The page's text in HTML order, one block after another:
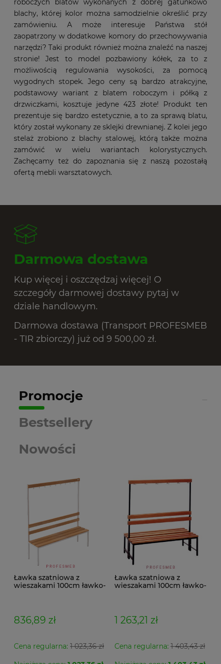
roboczych blatów wykonanych z dobrej gatunkowo
blachy, której kolor można samodzielnie określić przy
zamówieniu. A może interesuje Państwa stół
zaopatrzony w dodatkowe komory do przechowywania
narzędzi? Taki produkt również można znaleźć na naszej
stronie! Jest to model pozbawiony kółek, za to z
możliwością regulowania wysokości, za pomocą
wygodnych stopek. Jego ceny są bardzo atrakcyjne,
podstawowy wariant z blatem roboczym i półką z
drzwiczkami, kosztuje jedyne 423 złote! Produkt ten
prezentuje się bardzo estetycznie, a to za sprawą blatu,
który został wykonany ze sklejki drewnianej. Z kolei jego
stelaż zrobiono z blachy stalowej, którą także można
zamówić w wielu wariantach kolorystycznych.
Zachęcamy też do zapoznania się z naszą pozostałą
ofertą mebli warsztatowych.
Darmowa dostawa
Kup więcej i oszczędzaj więcej! O
szczegóły darmowej dostawy pytaj w
dziale handlowym.
Darmowa dostawa (Transport PROFESMEB
- TIR zbiorczy) już od 9 500,00 zł.
Promocje
Nowości
Bestsellery
Ławka szatniowa z
wieszakami 100cm ławko-
836,89 zł
Cena regularna: 1 023,36 zł
Ławka szatniowa z
wieszakami 100cm ławko-
1 263,21 zł
Cena regularna:1 403,43 zł